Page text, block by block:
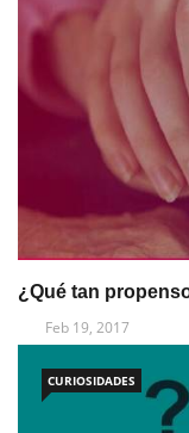
¿Qué tan
Feb 19, 2017
CURIOSIDADES